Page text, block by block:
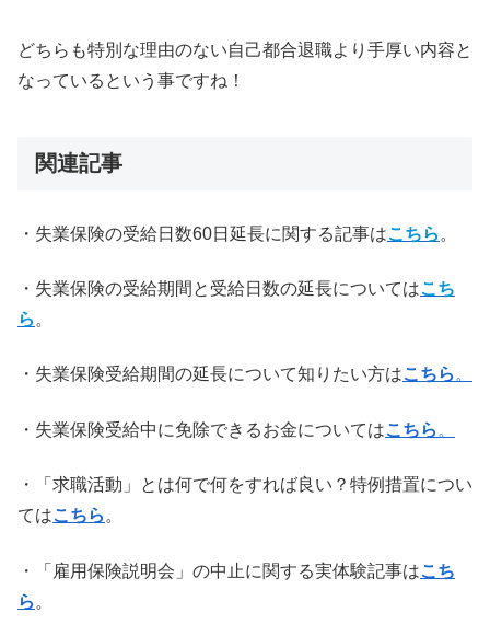
どちらも特別な理由のない自己都合退職より手厚い内容と
なっているという事ですね！
関連記事
・失業保険の受給日数60日延長に関する記事はこちら 。
・失業保険の受給期間と受給日数の延長についてはこち
ら 。
・失業保険受給期間の延長について知りたい方はこちら 。
・失業保険受給中に免除できるお金についてはこちら 。
・「求職活動」とは何で何をすれば良い？特例措置につい
てはこちら 。
・「雇用保険説明会」の中止に関する実体験記事はこち
ら 。